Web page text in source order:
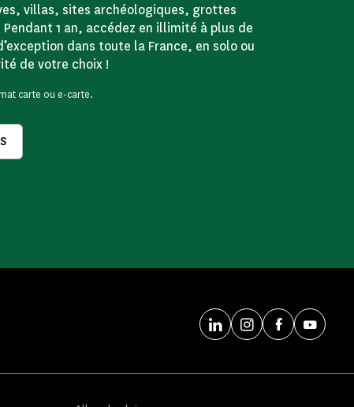
villas, sites archéologiques, grottes
1 an, accédez en illimité à plus de
dans toute la France, en solo ou
de votre choix !
carte ou e-carte.